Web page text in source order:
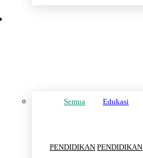
Semua Edukasi
PENDIDIKAN PENDIDIKAN